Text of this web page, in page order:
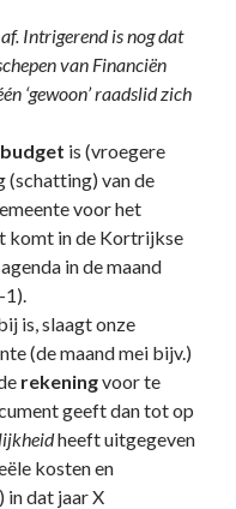
Intrigerend is nog dat
van Financiën
‘gewoon’ raadslid zich
budget is (vroegere
(schatting) van de
voor het
komt in de Kortrijkse
in de maand
1).
is, slaagt onze
(de maand mei bijv.)
rekeningvoor te
geeft dan tot op
heeft uitgegeven
kosten en
in dat jaar X